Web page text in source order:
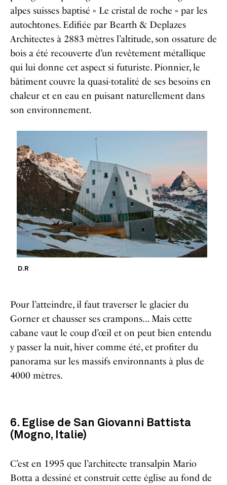
alpes suisses baptisé « Le cristal de roche » par les
autochtones. Edifiée par Bearth & Deplazes
Architectes à 2883 mètres l’altitude, son ossature de
bois a été recouverte d’un revêtement métallique
qui lui donne cet aspect si futuriste. Pionnier, le
bâtiment couvre la quasi-totalité de ses besoins en
chaleur et en eau en puisant naturellement dans
son environnement.
D.R
Pour l’atteindre, il faut traverser le glacier du
Gorner et chausser ses crampons… Mais cette
cabane vaut le coup d’œil et on peut bien entendu
y passer la nuit, hiver comme été, et profiter du
panorama sur les massifs environnants à plus de
4000 mètres.
6. Eglise de San Giovanni Battista
(Mogno, Italie)
C’est en 1995 que l’architecte transalpin Mario
Botta a dessiné et construit cette église au fond de